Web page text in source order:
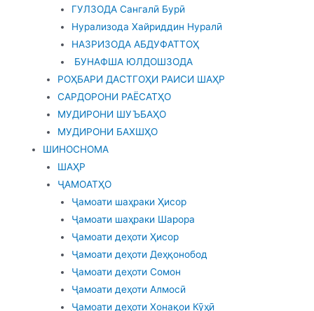
ГУЛЗОДА Сангалӣ Бурӣ
Нурализода Хайриддин Нуралӣ
НАЗРИЗОДА АБДУФАТТОҲ
БУНАФША ЮЛДОШЗОДА
РОҲБАРИ ДАСТГОҲИ РАИСИ ШАҲР
САРДОРОНИ РАЁСАТҲО
МУДИРОНИ ШУЪБАҲО
МУДИРОНИ БАХШҲО
ШИНОСНОМА
ШАҲР
ҶАМОАТҲО
Ҷамоати шаҳраки Ҳисор
Ҷамоати шаҳраки Шарора
Ҷамоати деҳоти Ҳисор
Ҷамоати деҳоти Деҳқонобод
Ҷамоати деҳоти Сомон
Ҷамоати деҳоти Алмосӣ
Ҷамоати деҳоти Хонақои Кӯҳӣ